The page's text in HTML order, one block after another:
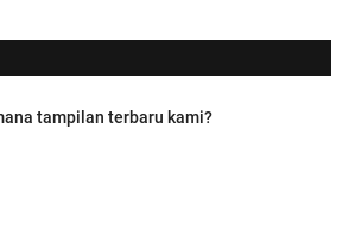
tampilan terbaru kami?